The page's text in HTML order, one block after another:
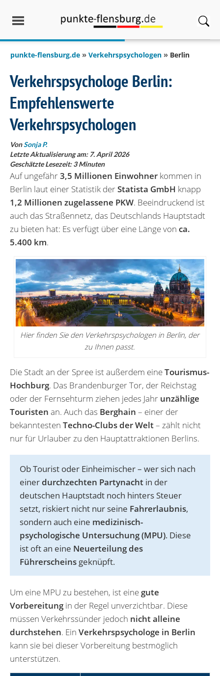
punkte-flensburg.de Verkehrspsychologen Berlin
Verkehrspsychologe Berlin:
Empfehlenswerte
Verkehrspsychologen
VonSonja P.
Letzte Aktualisierung am: 7. April 2026
Geschätzte Lesezeit:3 Minuten
Auf ungefähr3,5 Millionen Einwohner kommen in
Berlin laut einer Statistik derStatista GmbH knapp
1,2 Millionen zugelassene PKW. Beeindruckend ist
auch das Straßennetz, das Deutschlands Hauptstadt
zu bieten hat: Es verfügt über eine Länge von ca.
5.400 km.
Hier finden Sie den Verkehrspsychologen in Berlin, der
zu Ihnen passt.
Die Stadt an der Spree ist außerdem eineTourismus-
Hochburg. Das Brandenburger Tor, der Reichstag
oder der Fernsehturm ziehen jedes Jahr unzählige
Touristen an. Auch das Berghain – einer der
bekanntesten Techno-Clubs der Welt– zählt nicht
nur für Urlauber zu den Hauptattraktionen Berlins.
Ob Tourist oder Einheimischer – wer sich nach
einerdurchzechten Partynacht in der
deutschen Hauptstadt noch hinters Steuer
setzt, riskiert nicht nur seine Fahrerlaubnis,
sondern auch eine medizinisch-
psychologische Untersuchung (MPU). Diese
ist oft an eine Neuerteilung des
Führerscheins geknüpft.
Um eine MPU zu bestehen, ist eine gute
Vorbereitungin der Regel unverzichtbar. Diese
müssen Verkehrssünder jedoch nicht alleine
durchstehen. Ein Verkehrspsychologe in Berlin
kann sie bei dieser Vorbereitung bestmöglich
unterstützen.